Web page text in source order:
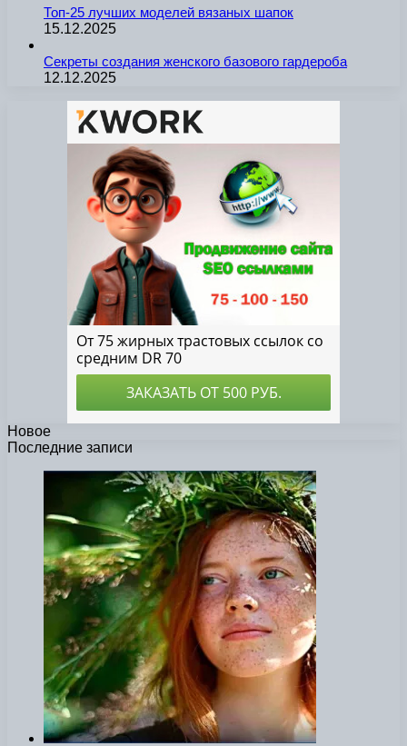
Топ-25 лучших моделей вязаных шапок
15.12.2025
Секреты создания женского базового гардероба
12.12.2025
Новое
Последние записи